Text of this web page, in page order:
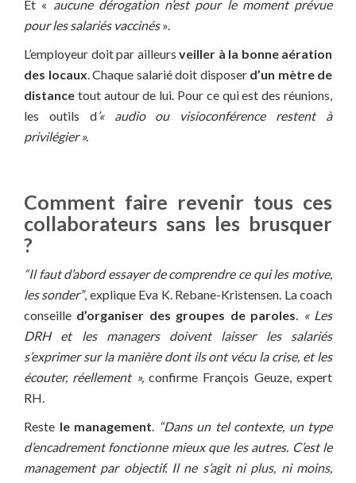
Et « aucune dérogation n’est pour le moment prévue
pour les salariés vaccinés».
L’employeur doit par ailleurs veiller à la bonne aération
des locaux. Chaque salarié doit disposer d’un mètre de
distance tout autour de lui. Pour ce qui est des réunions,
les outils d’« audio ou visioconférence restent à
privilégier ».
Comment faire revenir tous ces
collaborateurs sans les brusquer
?
“Il faut d’abord essayer de comprendre ce qui les motive,
les sonder”, explique Eva K. Rebane-Kristensen. La coach
conseille d’organiser des groupes de paroles. « Les
DRH et les managers doivent laisser les salariés
s’exprimer sur la manière dont ils ont vécu la crise, et les
écouter, réellement »,confirme François Geuze, expert
RH.
Reste le management. “Dans un tel contexte, un type
d’encadrement fonctionne mieux que les autres. C’est le
management par objectif. Il ne s’agit ni plus, ni moins,